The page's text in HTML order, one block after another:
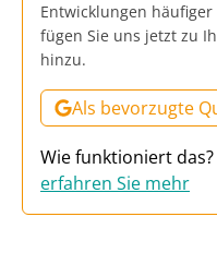
Entwicklungen
fügen Sie uns jetzt zu
hinzu.
Als bevorzugte
Wie funktioniert
erfahren Sie mehr